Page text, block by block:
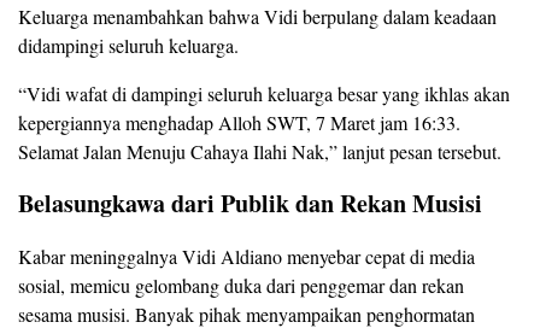
Keluarga menambahkan bahwa Vidi berpulang dalam keadaan
didampingi seluruh keluarga.
“Vidi wafat di dampingi seluruh keluarga besar yang ikhlas akan
kepergiannya menghadap Alloh SWT, 7 Maret jam 16:33.
Selamat Jalan Menuju Cahaya Ilahi Nak,” lanjut pesan tersebut.
Belasungkawa dari Publik dan Rekan Musisi
Kabar meninggalnya Vidi Aldiano menyebar cepat di media
sosial, memicu gelombang duka dari penggemar dan rekan
sesama musisi. Banyak pihak menyampaikan penghormatan